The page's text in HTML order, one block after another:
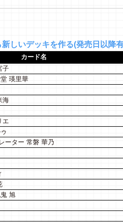
しいデッキを作る(発売日以降
カード名
子
瑛里華
海
エ
ーター 常磐 華乃
旭